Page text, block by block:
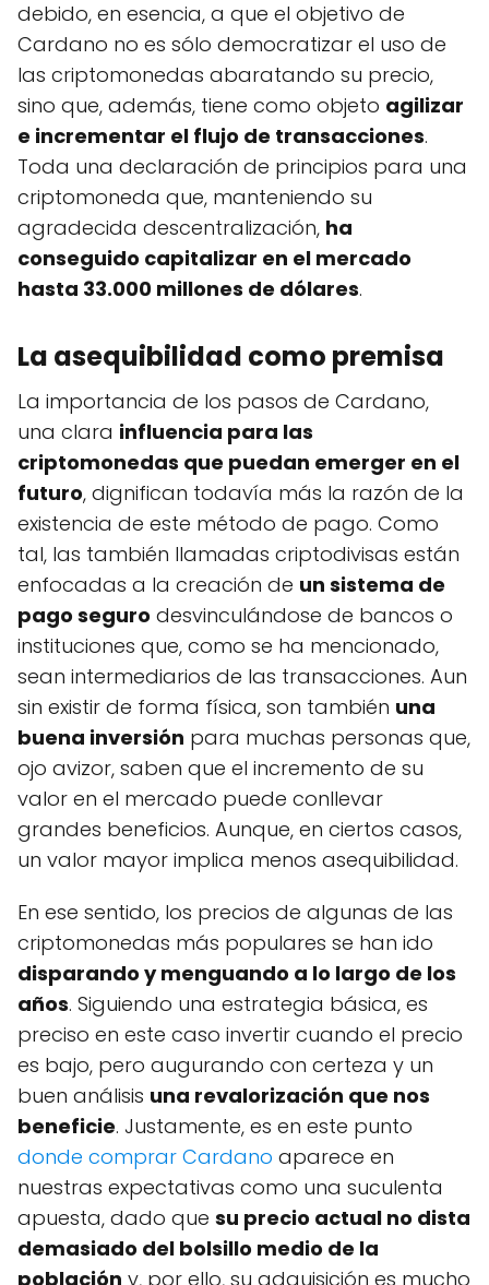
debido, en esencia, a que el objetivo de
Cardano no es sólo democratizar el uso de
las criptomonedas abaratando su precio,
sino que, además, tiene como objeto agilizar
e incrementar el flujo de transacciones.
Toda una declaración de principios para una
criptomoneda que, manteniendo su
agradecida descentralización, ha
conseguido capitalizar en el mercado
hasta 33.000 millones de dólares.
La asequibilidad como premisa
La importancia de los pasos de Cardano,
una clara influencia para las
criptomonedas que puedan emerger en el
futuro, dignifican todavía más la razón de la
existencia de este método de pago. Como
tal, las también llamadas criptodivisas están
enfocadas a la creación de un sistema de
pago seguro desvinculándose de bancos o
instituciones que, como se ha mencionado,
sean intermediarios de las transacciones. Aun
sin existir de forma física, son también una
buena inversión para muchas personas que,
ojo avizor, saben que el incremento de su
valor en el mercado puede conllevar
grandes beneficios. Aunque, en ciertos casos,
un valor mayor implica menos asequibilidad.
En ese sentido, los precios de algunas de las
criptomonedas más populares se han ido
disparando y menguando a lo largo de los
años. Siguiendo una estrategia básica, es
preciso en este caso invertir cuando el precio
es bajo, pero augurando con certeza y un
buen análisis una revalorización que nos
beneficie. Justamente, es en este punto
donde comprar Cardano aparece en
nuestras expectativas como una suculenta
apuesta, dado que su precio actual no dista
demasiado del bolsillo medio de la
población y, por ello, su adquisición es mucho